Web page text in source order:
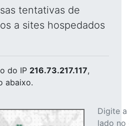
tentativas de
a sites hospedados
do IP 216.73.217.117,
abaixo.
Digite
lado no